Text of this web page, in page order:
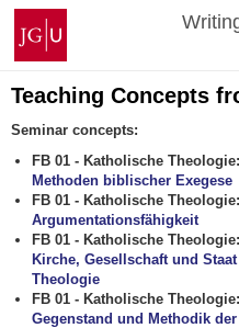
Skip
content
Johannes
Gutenberg
University
Mainz
Teaching Concepts
Seminar concepts:
FB 01 - Katholische Theologie:
Methoden biblischer Exegese
FB 01 - Katholische Theologie:
Argumentationsfähigkeit
FB 01 - Katholische
Kirche, Gesellschaft und
Theologie
FB 01 - Katholische
Gegenstand und Methodik